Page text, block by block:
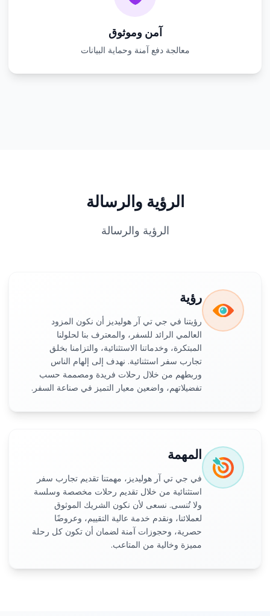
آمن وموثوق
معالجة دفع آمنة وحماية البيانات
الرؤية والرسالة
الرؤية والرسالة
رؤية
رؤيتنا في جي تي آر هوليديز أن نكون المزود
العالمي الرائد للسفر، والمعترف بنا لحلولنا
المبتكرة، وخدماتنا الاستثنائية، والتزامنا بخلق
تجارب سفر استثنائية. نهدف إلى إلهام الناس
وربطهم من خلال رحلات فريدة ومصممة حسب
تفضيلاتهم، واضعين معيار التميز في صناعة السفر.
المهمة
في جي تي آر هوليديز، مهمتنا تقديم تجارب سفر
استثنائية من خلال تقديم رحلات مخصصة وسلسة
ولا تُنسى. نسعى لأن نكون الشريك الموثوق
لعملائنا، ونقدم خدمة عالية التقييم، وعروضًا
حصرية، وحجوزات آمنة لضمان أن تكون كل رحلة
مميزة وخالية من المتاعب.